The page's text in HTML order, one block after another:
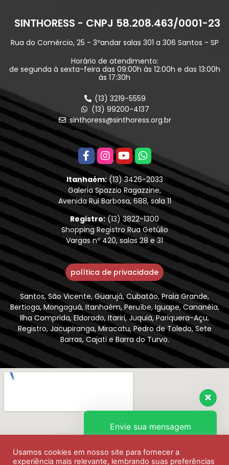
SINTHORESS - CNPJ 58.208.463/0001-23
Rua do Comércio, 25 - 3ºandar salas 301 a 306 Santos - SP
Horário de atendimento:
de segunda à sexta-feira das 09:00h às 12:00h e das 13:00h
às 17:30h
(13) 3219-5559
(13) 99200-4137
sinthoress@sinthoress.org.br
Itanhaém:(13) 3426-2033
Galeria Spazzio Ragazzine,
Avenida Rui Barbosa, 688, sala 11
Registro:(13) 3822-1300
Shopping Registro Rua Getúlio
Vargas nº 420, salas 28 e 31
política de privacidade
Santos, São Vicente, Guarujá, Cubatão, Praia Grande,
Bertioga, Mongaguá, Itanhaém, Peruíbe, Iguape, Cananéia,
Ilha Comprida, Eldorado, Itariri, Juquiá, Pariquera-Açu,
Registro, Jacupiranga, Miracatu, Pedro de Toledo, Sete
Barras, Cajati e Barra do Turvo.
Usamos cookies em nosso site para fornecer a
experiência mais relevante, lembrando suas preferências
Envie sua mensagem
Olá, como podemos ajudar?